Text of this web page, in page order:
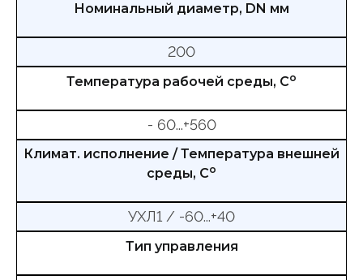
Номинальный диаметр, DN мм
200
Температура рабочей среды, Со
- 60...+560
Климат. исполнение / Температура внешней
среды, Со
УХЛ1 / -60...+40
Тип управления